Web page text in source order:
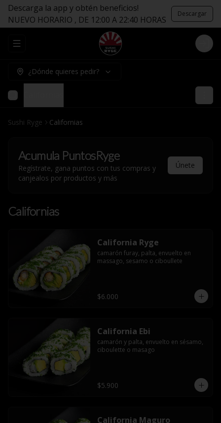
Descarga la app y obtén beneficios!
NUEVO HORARIO , DE 12:00 A 22:40 HORAS
Descargar
Abrir menu de navegación Login
¿Dónde quieres pedir?
Sushi Ryge Californias
Acumula PuntosRyge
Regístrate, gana puntos con tus compras y
canjealos por productos y más
Únete
Californias
California Ryge
camarón furay, palta, envuelto en
massago, sesamo o ciboullete
$6.000
California Ebi
camarón y palta, envuelto en sésamo,
ciboulette o masago
$5.900
California Maguro